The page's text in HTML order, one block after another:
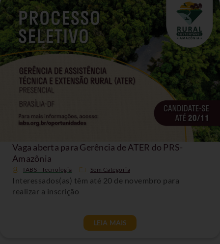
Vaga aberta para Gerência de ATER do PRS-
Amazônia
IABS - Tecnologia Sem Categoria
Interessados(as) têm até 20 de novembro para
realizar a inscrição
LEIA MAIS